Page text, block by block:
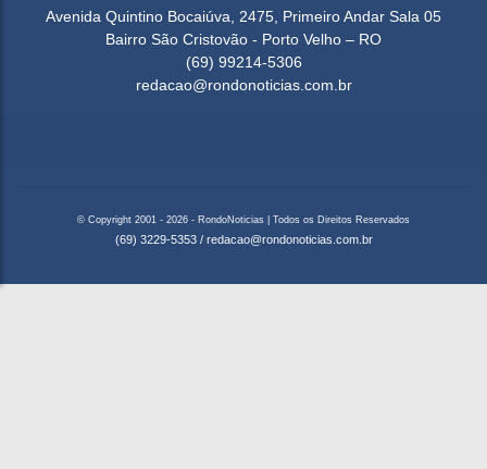
Avenida Quintino Bocaiúva, 2475, Primeiro Andar Sala 05
Bairro São Cristovão - Porto Velho – RO
(69) 99214-5306
redacao@rondonoticias.com.br
© Copyright 2001 - 2026 - RondoNoticias | Todos os Direitos Reservados
(69) 3229-5353 / redacao@rondonoticias.com.br